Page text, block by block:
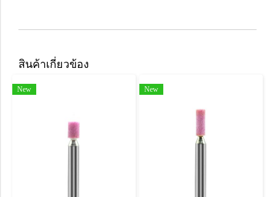
สินค้าเกี่ยวข้อง
New New